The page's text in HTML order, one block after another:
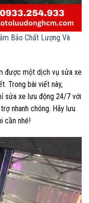
Bảo Chất Lượng Và
được một dịch vụ sửa xe
Trong bài viết này,
sửa xe lưu động 24/7 với
nhanh chóng. Hãy lưu
cần nhé!